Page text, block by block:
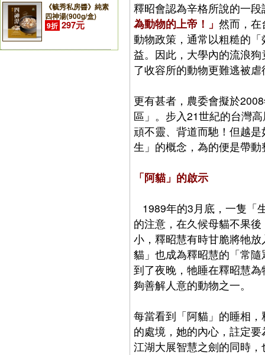
《毓秀私房醬》純素
四神湯(900g/盒)
9折 297元
釋昭會認為辛格所說的一
為動物的上帝！」然而，
動物政策，通常以粗糙的
益。因此，大學內的流浪
了收容所的動物更難逃被
更有甚者，農委會擬於
區」。步入21世紀的台灣
頑不靈、背道而馳！但越
生」的概念，為的便是帶
「阿貓」的啟示
1989年的3月底，一隻「
的注意，在久候母貓不果
小，釋昭慧有時甘脆將牠
貓」也成為釋昭慧的「常
到了夜晚，牠睡在釋昭慧
夠善解人意的動物之一。
每當看到「阿貓」的睡相
的處境，她的內心，註定
江湖大展智慧之劍的同時